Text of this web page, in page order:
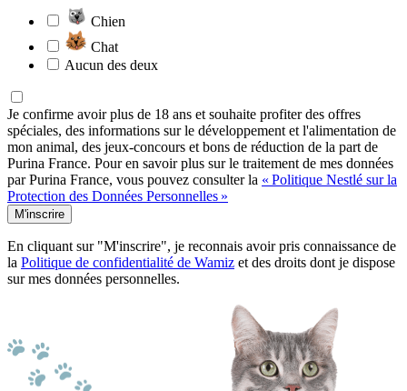
Chien
Chat
Aucun des deux
Je confirme avoir plus de 18 ans et souhaite profiter des offres
spéciales, des informations sur le développement et l'alimentation de
mon animal, des jeux-concours et bons de réduction de la part de
Purina France. Pour en savoir plus sur le traitement de mes données
par Purina France, vous pouvez consulter la « Politique Nestlé sur la
Protection des Données Personnelles »
M'inscrire
En cliquant sur "M'inscrire", je reconnais avoir pris connaissance de
la Politique de confidentialité de Wamiz et des droits dont je dispose
sur mes données personnelles.